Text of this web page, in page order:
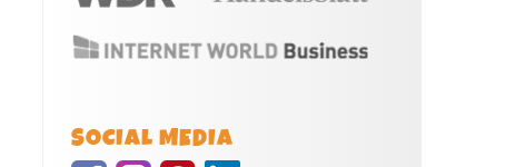
SOCIAL MEDIA